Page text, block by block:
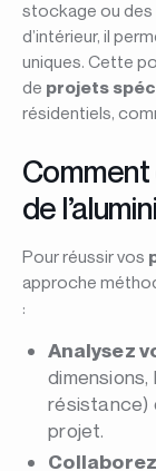
stockage ou des
d’intérieur, il
uniques. Cette
de projets
résidentiels,
de
Pour réussir vos
approche
:
Analysez
résistance)
projet.